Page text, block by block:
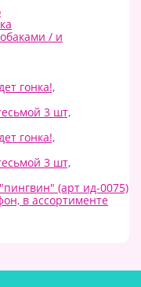
/ и
гонка!,
3 шт,
гонка!,
3 шт,
(арт ид-0075)
в ассортименте